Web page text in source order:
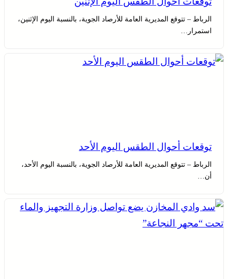
الرباط – تتوقع المديرية العامة للأرصاد الجوية، بالنسبة اليوم الإثنين،
استمرار…
توقعات أحوال الطقس اليوم الأحد
الرباط – تتوقع المديرية العامة للأرصاد الجوية، بالنسبة اليوم الأحد،
أن…